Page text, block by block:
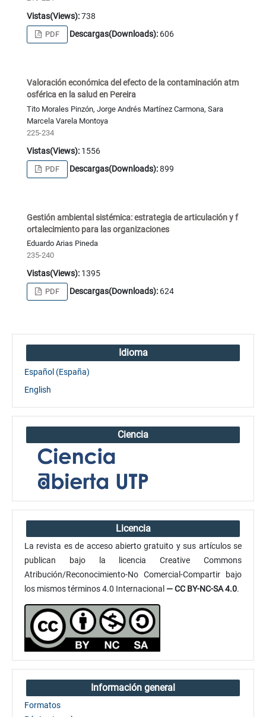
Vistas(Views):738
PDF Descargas(Downloads): 606
Valoración económica del efecto de la contaminación atm
osférica en la salud en Pereira
Tito Morales Pinzón, Jorge Andrés Martínez Carmona, Sara
Marcela Varela Montoya
225-234
Vistas(Views):1556
PDF Descargas(Downloads):899
Gestión ambiental sistémica: estrategia de articulación y f
ortalecimiento para las organizaciones
Eduardo Arias Pineda
235-240
Vistas(Views):1395
PDF Descargas(Downloads): 624
Idioma
Español (España)
English
Ciencia
Licencia
La revista es de acceso abierto gratuito y sus artículos se
publican bajo la licencia Creative Commons
Atribución/Reconocimiento-No Comercial-Compartir bajo
los mismos términos 4.0 Internacional — CC BY-NC-SA 4.0.
Información general
Formatos